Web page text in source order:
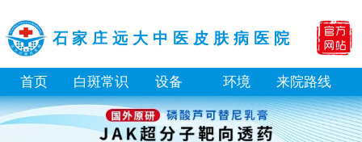
石家庄远大中医皮肤病医院
首页 白斑常识 设备 环境 来院路线